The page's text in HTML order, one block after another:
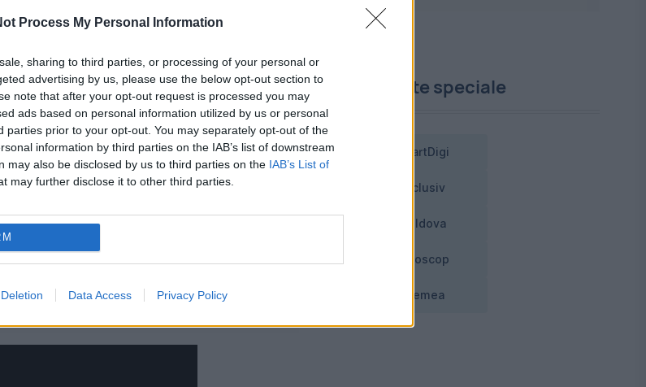
Process My Personal Information
sharing to third parties, or processing of your personal or
advertising by us, please use the below opt-out section to
note that after your opt-out request is processed you may
ads based on personal information utilized by us or personal
parties prior to your opt-out. You may separately opt-out of the
information by third parties on the IAB’s list of downstream
may also be disclosed by us to third parties on the IAB’s List of
may further disclose it to other third parties.
Data Access Privacy Policy
Urmărește-ne pe Google News
care a făcut legea în lumea
Moartea lui Nicolae Duduianu
Pian și lasă un vid de putere.
Proiecte speciale
SmartDigi
Exclusiv
Moldova
Horoscop
Vremea